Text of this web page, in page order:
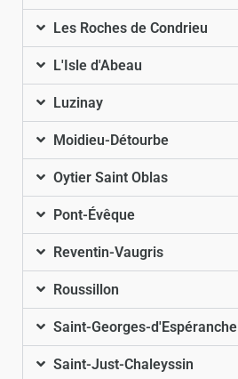
Les Roches de Condrieu
L'Isle d'Abeau
Luzinay
Moidieu-Détourbe
Oytier Saint Oblas
Pont-Évêque
Reventin-Vaugris
Roussillon
Saint-Georges-d'Espéranche
Saint-Just-Chaleyssin